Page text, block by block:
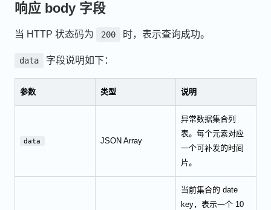
响应 body 字段
当 HTTP 状态码为 200 时，表示查询成功。
data 字段说明如下：
参数 类型 说明
data JSON Array
异常数据集合列
表。每个元素对应
一个可补发的时间
片。
当前集合的 date
key，表示一个 10